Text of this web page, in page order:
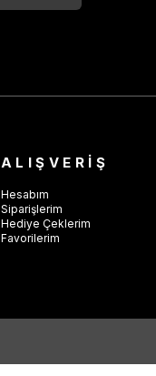
ALIŞVERİŞ
Hesabım
Siparişlerim
Hediye Çeklerim
Favorilerim